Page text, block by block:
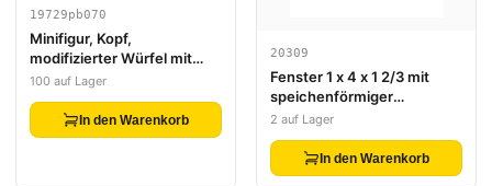
19729pb070
Minifigur, Kopf,
modifizierter Würfel mit
pixeliertem Beige-Gesicht,
dunkelgrünen Augen und
Kapuze mit Muster
100 auf Lager
In den Warenkorb
20309
Fenster 1 x 4 x 1 2/3 mit
speichenförmiger
abgerundeter Oberseite
2 auf Lager
In den Warenkorb